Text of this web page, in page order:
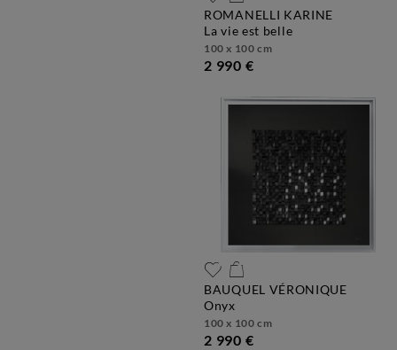
ROMANELLI KARINE
la vie est belle
100 x 100 cm
2 990 €
BAUQUEL VÉRONIQUE
onyx
100 x 100 cm
2 990 €